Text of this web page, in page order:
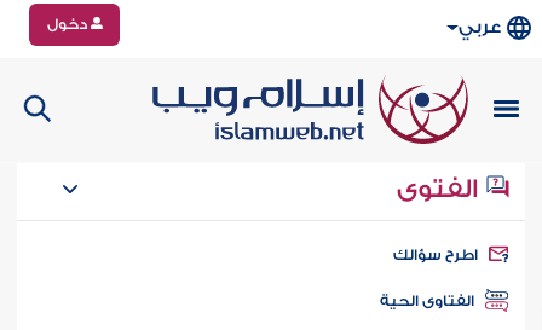
عربي دخول
الفتوى
سؤالك